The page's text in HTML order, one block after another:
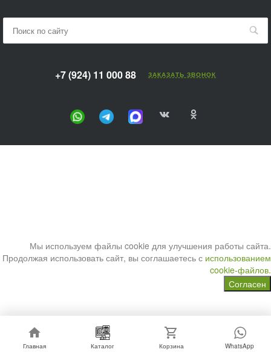
Главная Каталог Корзина WhatsApp
Главная Каталог Корзина WhatsApp
+7 (924) 11 000 88 ЗАКАЗАТЬ ЗВОНОК
Мы используем файлы cookie для улучшения работы сайта.
Продолжая использовать сайт, вы соглашаетесь с использованием
cookie-файлов.
Согласен